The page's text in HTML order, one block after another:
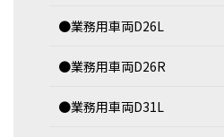
●業務用車両D26L
●業務用車両D26R
●業務用車両D31L